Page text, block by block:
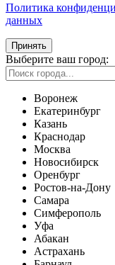
Политика
данных
Принять
Выберите ваш город:
Воронеж
Екатеринбург
Казань
Краснодар
Москва
Новосибирск
Оренбург
Ростов-на-Дону
Самара
Симферополь
Уфа
Абакан
Астрахань